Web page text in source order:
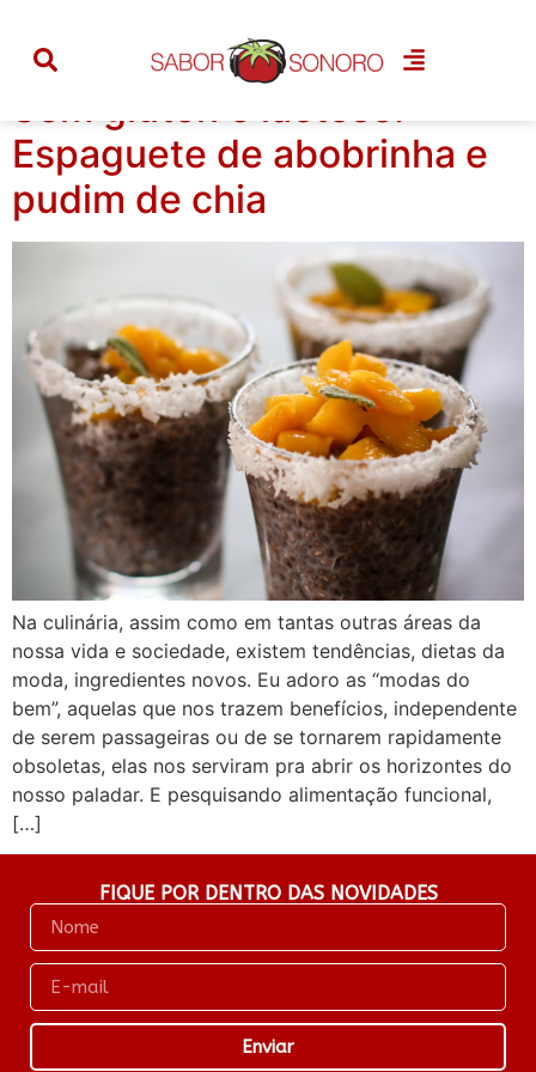
Tag: sem glúten
Sem glúten e lactose:
Espaguete de abobrinha e
pudim de chia
Na culinária, assim como em tantas outras áreas da
nossa vida e sociedade, existem tendências, dietas da
moda, ingredientes novos. Eu adoro as “modas do
bem”, aquelas que nos trazem benefícios, independente
de serem passageiras ou de se tornarem rapidamente
obsoletas, elas nos serviram pra abrir os horizontes do
nosso paladar. E pesquisando alimentação funcional,
[…]
FIQUE POR DENTRO DAS NOVIDADES
Enviar